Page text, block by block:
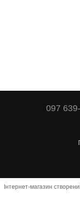
097
Інтернет-магазин